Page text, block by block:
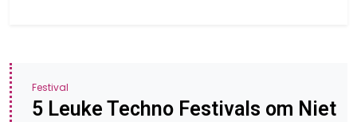
Festival
5 Leuke Techno Festivals om Niet